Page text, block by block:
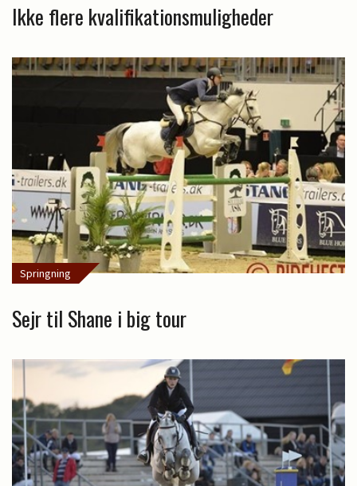
Ikke flere kvalifikationsmuligheder
Springning
Sejr til Shane i big tour